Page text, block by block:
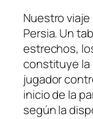
Nuestro
Persia. Un
estrechos,
constituye la
jugador
inicio de la
según la